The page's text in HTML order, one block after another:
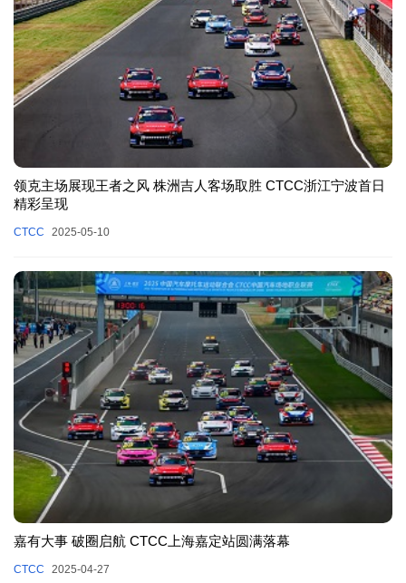
领克主场展现王者之风 株洲吉人客场取胜 CTCC浙江宁波首日
精彩呈现
CTCC 2025-05-10
嘉有大事 破圈启航 CTCC上海嘉定站圆满落幕
CTCC 2025-04-27